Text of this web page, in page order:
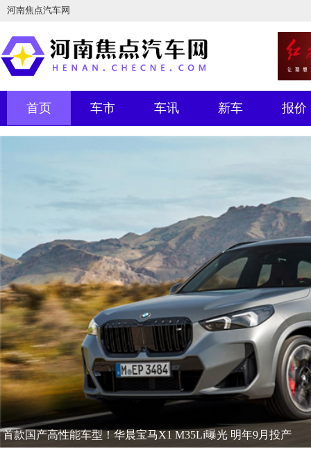
河南焦点汽车网
首页 车市 车讯 新车 报价
首款国产高性能车型！华晨宝马X1 M35Li曝光 明年9月投产